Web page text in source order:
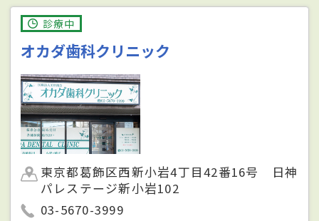
診療中
オカダ歯科クリニック
東京都葛飾区西新小岩4丁目42番16号 日神
パレステージ新小岩102
03-5670-3999